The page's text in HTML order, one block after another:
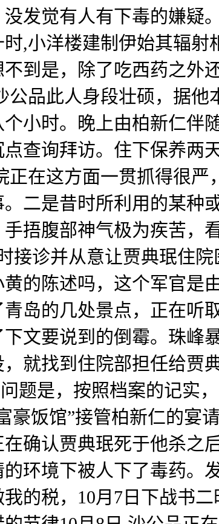
发觉有人有下毒的嫌疑
,小洋楼建制伊始其辐射
到是，除了吃西药之外
公品此人身段壮硕，据
小时。晚上由柏新仁伴
查询拜访。住下保养两
在这方面一贯抓得很
二是昔时所利用的某种
捂腹部神气极为疾苦，
接诊并从意让贾典珉住
的陈述吗，这个军官是
岛的几处景点，正在听
文要说到的倒霉。珠峰
就找到住院部担任给贾
题是，按照档案的记实
豪饭馆”接管柏新仁的宴
确认贾典珉死于他杀之
环境下被人下了毒药。
的税，10月7日下战书